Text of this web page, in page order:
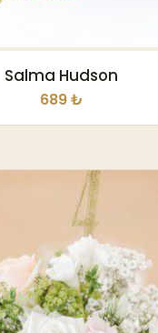
Salma Hudson
689 ₺